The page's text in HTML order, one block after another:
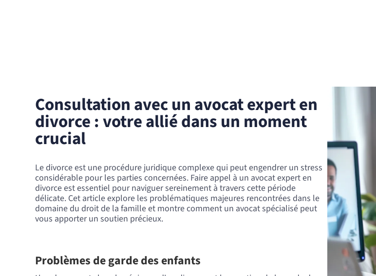
Consultation avec un avocat expert en
divorce : votre allié dans un moment
crucial
Le divorce est une procédure juridique complexe qui peut engendrer un stress
considérable pour les parties concernées. Faire appel à un avocat expert en
divorce est essentiel pour naviguer sereinement à travers cette période
délicate. Cet article explore les problématiques majeures rencontrées dans le
domaine du droit de la famille et montre comment un avocat spécialisé peut
vous apporter un soutien précieux.
Problèmes de garde des enfants